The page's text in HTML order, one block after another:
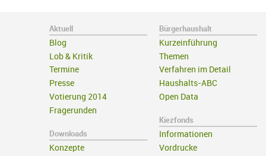
Aktuell
Blog
Lob & Kritik
Termine
Presse
Votierung 2014
Fragerunden
Downloads
Konzepte
Bürgerhaushalt
Kurzeinführung
Themen
Verfahren im Detail
Haushalts-ABC
Open Data
Kiezfonds
Informationen
Vordrucke